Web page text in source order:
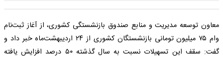
معاون توسعه مدیریت و منابع صندوق بازنشستگی کشوری، از آغاز ثبت‌نام
وام ۷۵ میلیون تومانی بازنشستگان کشوری از ۲۴ اردیبهشت‌ماه خبر داد و
گفت: سقف این تسهیلات نسبت به سال گذشته ۵۰ درصد افزایش یافته